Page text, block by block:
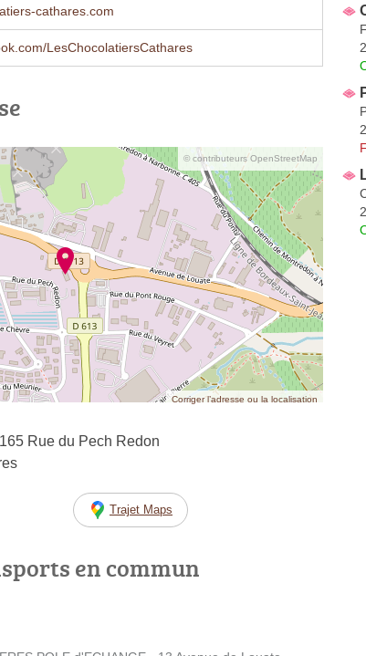
cathares.com
LesChocolatiersCathares
© contributeurs OpenStreetMap
Corriger l’adresse ou la localisation
Rue du Pech Redon
Trajet Maps
en commun